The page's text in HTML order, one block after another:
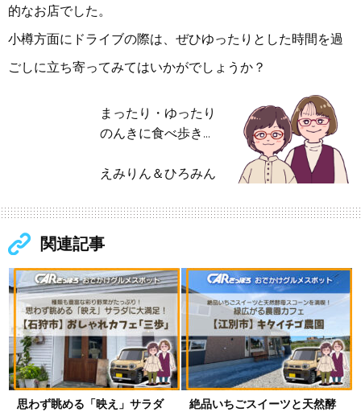
的なお店でした。
小樽方面にドライブの際は、ぜひゆったりとした時間を過
ごしに立ち寄ってみてはいかがでしょうか？
まったり・ゆったり
のんきに食べ歩き…
えみりん＆ひろみん
関連記事
思わず眺める「映え」サラダ
絶品いちごスイーツと天然酵